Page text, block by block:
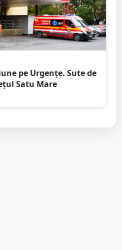
pe Urgențe. Sute de
Satu Mare